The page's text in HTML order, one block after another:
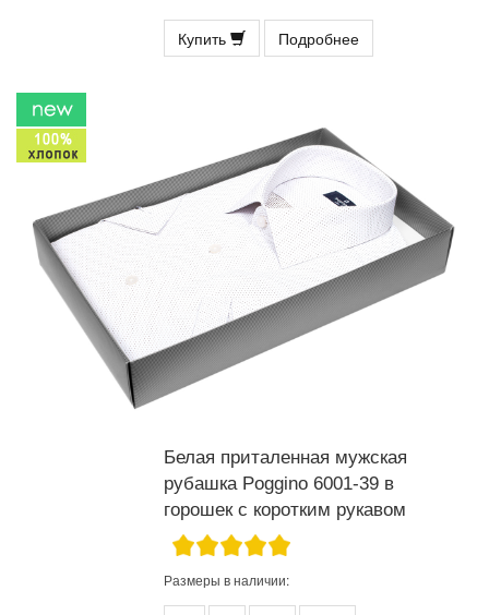
Купить Подробнее
Белая приталенная мужская
рубашка Poggino 6001-39 в
горошек с коротким рукавом
Размеры в наличии: